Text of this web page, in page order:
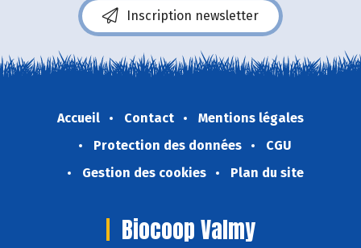
Inscription newsletter
Accueil Contact
Mentions légales
Protection des données
CGU
Gestion des cookies
Plan du site
Biocoop Valmy